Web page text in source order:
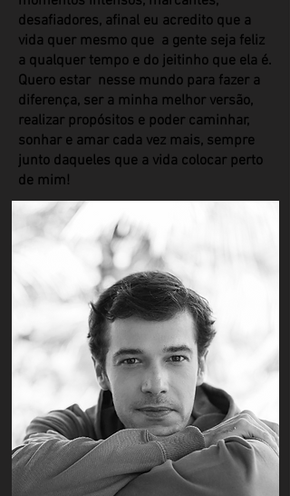
desafiadores, afinal eu acredito que a
vida quer mesmo que a gente seja feliz
a qualquer tempo e do jeitinho que ela é.
Quero estar nesse mundo para fazer a
diferença, ser a minha melhor versão,
realizar propósitos e poder caminhar,
sonhar e amar cada vez mais, sempre
junto daqueles que a vida colocar perto
de mim!